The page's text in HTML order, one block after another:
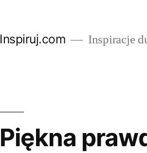
Inspiruj.com Inspiracje
Piękna